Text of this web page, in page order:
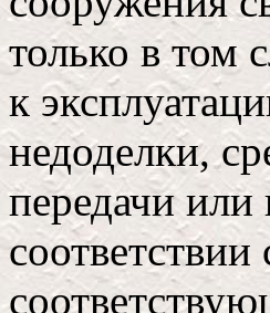
только в том
к
недоделки,
передачи или